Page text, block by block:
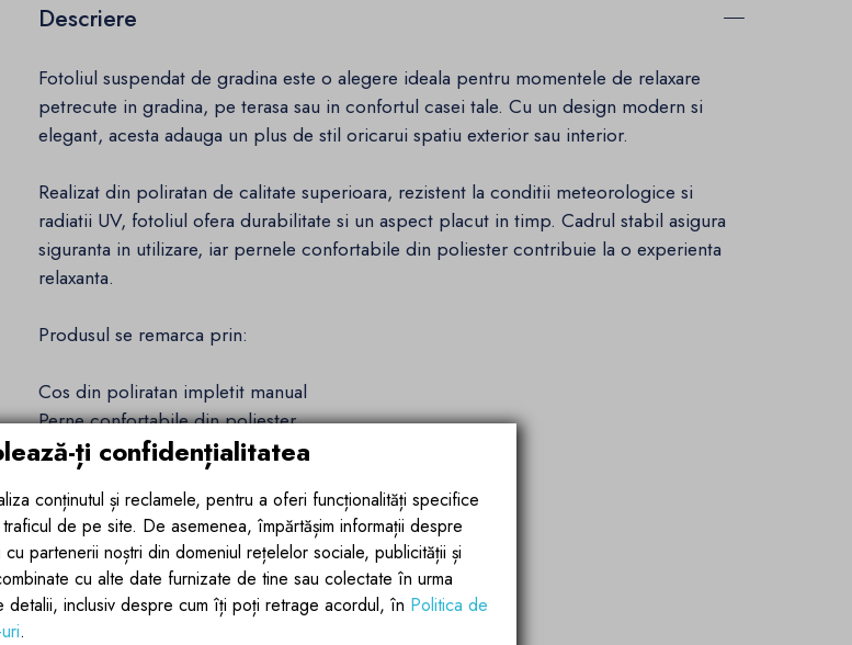
Descriere
Fotoliul suspendat de gradina este o alegere ideala pentru momentele de relaxare
petrecute in gradina, pe terasa sau in confortul casei tale. Cu un design modern si
elegant, acesta adauga un plus de stil oricarui spatiu exterior sau interior.
Realizat din poliratan de calitate superioara, rezistent la conditii meteorologice si
radiatii UV, fotoliul ofera durabilitate si un aspect placut in timp. Cadrul stabil asigura
siguranta in utilizare, iar pernele confortabile din poliester contribuie la o experienta
relaxanta.
Produsul se remarca prin:
Cos din poliratan impletit manual
Perne confortabile din poliester
Materiale de calitate superioara
Asamblare usoara
Design modern si elegant
Cadru stabil si rezistent
Caracteristici tehnice:
ți confidențialitatea
conținutul și reclamele, pentru a oferi funcționalități specifice
de pe site. De asemenea, împărtășim informații despre
partenerii noștri din domeniul rețelelor sociale, publicității și
cu alte date furnizate de tine sau colectate în urma
detalii, inclusiv despre cum îți poți retrage acordul, în Politica de
.